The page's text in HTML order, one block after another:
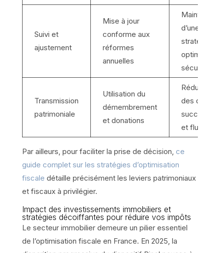
Suivi et
ajustement
Mise à jour
conforme aux
réformes
annuelles
Maintien
d’une
stratégie
optimisée
sécurisée
Transmission
patrimoniale
Utilisation du
démembrement
et donations
Réduction
des droits
succession
et fluidité
Par ailleurs, pour faciliter la prise de décision, ce
guide complet sur les stratégies d’optimisation
fiscale détaille précisément les leviers patrimoniaux
et fiscaux à privilégier.
Impact des investissements immobiliers et
stratégies décoiffantes pour réduire vos impôts
Le secteur immobilier demeure un pilier essentiel
de l’optimisation fiscale en France. En 2025, la